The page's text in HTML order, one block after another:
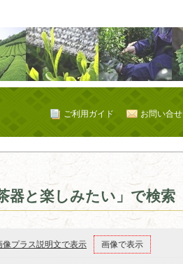
お問い合せ
ご利用ガイド
器と楽しみたい」で検索
像プラス説明文で表示 画像で表示